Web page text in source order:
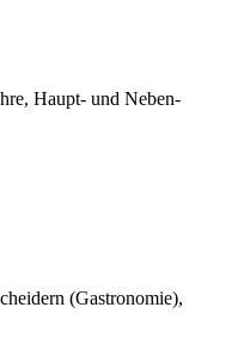
Haupt- und Neben-
(Gastronomie),